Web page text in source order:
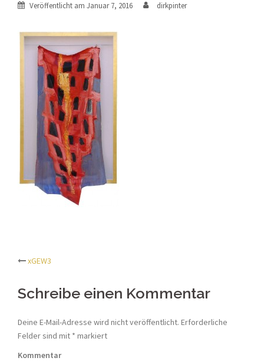
Veröffentlicht am Januar 7, 2016 dirkpinter
Beitrags-
Navigation
xGEW3
Schreibe einen Kommentar
Deine E-Mail-Adresse wird nicht veröffentlicht. Erforderliche
Felder sind mit * markiert
Kommentar